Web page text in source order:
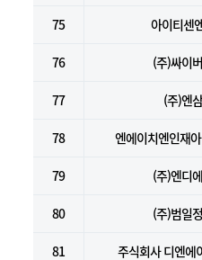
75 아이티센
76 (주)싸이
77 (주)엔삼
78 엔에이치엔인재
79 (주)엔디
80 (주)범일
81 주식회사 디엔에